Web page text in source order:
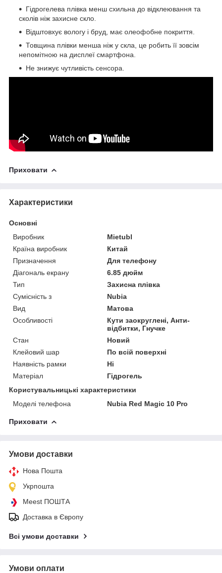
Гідрогелева плівка менш схильна до відклеювання та
сколів ніж захисне скло.
Відштовхує вологу і бруд, має олеофобне покриття.
Товщина плівки менша ніж у скла, це робить її зовсім
непомітною на дисплеї смартфона.
Не знижує чутливість сенсора.
Приховати
Характеристики
Основні
Виробник
Mietubl
Країна виробник
Китай
Призначення
Для телефону
Діагональ екрану
6.85 дюйм
Тип
Захисна плівка
Сумісність з
Nubia
Вид
Матова
Особливості
Кути заокруглені, Анти-
відбитки, Гнучке
Стан
Новий
Клейовий шар
По всій поверхні
Наявність рамки
Ні
Матеріал
Гідрогель
Користувальницькі характеристики
Моделі телефона
Nubia Red Magic 10 Pro
Приховати
Умови доставки
Нова Пошта
Укрпошта
Meest ПОШТА
Доставка в Європу
Всі умови доставки
Умови оплати